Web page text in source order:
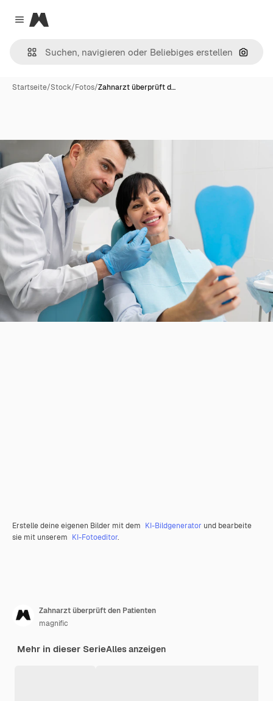
Close menu
Magnific
Nach
Startseite/Stock/Fotos/Zahnarzt überprüft d…
Erstelle deine eigenen Bilder mit dem KI-Bildgenerator und bearbeite
sie mit unserem KI-Fotoeditor.
Zahnarzt überprüft den Patienten
magnific
Mehr in dieser SerieAlles anzeigen